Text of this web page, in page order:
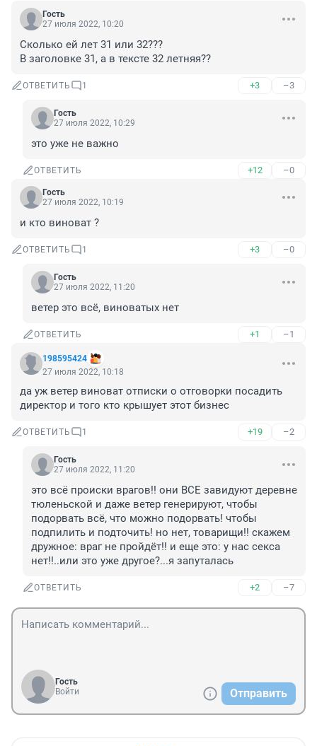
Гость
27 июля 2022, 10:20
Сколько ей лет 31 или 32???
В заголовке 31, а в тексте 32 летняя??
ОТВЕТИТЬ 1 +3 –3
Гость
27 июля 2022, 10:29
это уже не важно
ОТВЕТИТЬ +12 –0
Гость
27 июля 2022, 10:19
и кто виноват ?
ОТВЕТИТЬ 1 +3 –0
Гость
27 июля 2022, 11:20
ветер это всё, виноватых нет
ОТВЕТИТЬ +1 –1
198595424
27 июля 2022, 10:18
да уж ветер виноват отписки о отговорки посадить
директор и того кто крышует этот бизнес
ОТВЕТИТЬ 1 +19 –2
Гость
27 июля 2022, 11:20
это всё происки врагов!! они ВСЕ завидуют деревне
тюленьской и даже ветер генерируют, чтобы
подорвать всё, что можно подорвать! чтобы
подпилить и подточить! но нет, товарищи!! скажем
дружное: враг не пройдёт!! и еще это: у нас секса
нет!!..или это уже другое?...я запуталась
ОТВЕТИТЬ +2 –7
Гость
Войти
Отправить